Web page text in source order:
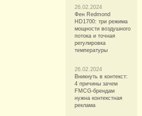
26.02.2024
Фен Redmond
HD1700: три режима
мощности воздушного
потока и точная
регулировка
температуры
26.02.2024
Вникнуть в контекст:
4 причины зачем
FMCG-брендам
нужна контекстная
реклама